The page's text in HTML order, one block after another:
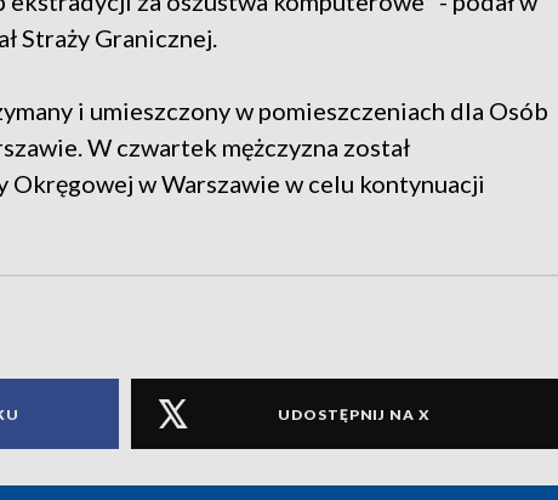
Straży Granicznej.
i umieszczony w pomieszczeniach dla Osób
W czwartek mężczyzna został
w Warszawie w celu kontynuacji
UDOSTĘPNIJ NA X